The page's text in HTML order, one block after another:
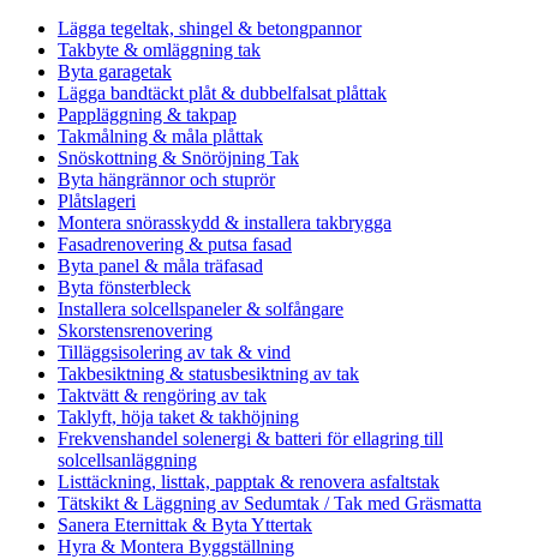
Lägga tegeltak, shingel & betongpannor
Takbyte & omläggning tak
Byta garagetak
Lägga bandtäckt plåt & dubbelfalsat plåttak
Pappläggning & takpap
Takmålning & måla plåttak
Snöskottning & Snöröjning Tak
Byta hängrännor och stuprör
Plåtslageri
Montera snörasskydd & installera takbrygga
Fasadrenovering & putsa fasad
Byta panel & måla träfasad
Byta fönsterbleck
Installera solcellspaneler & solfångare
Skorstensrenovering
Tilläggsisolering av tak & vind
Takbesiktning & statusbesiktning av tak
Taktvätt & rengöring av tak
Taklyft, höja taket & takhöjning
Frekvenshandel solenergi & batteri för ellagring till
solcellsanläggning
Listtäckning, listtak, papptak & renovera asfaltstak
Tätskikt & Läggning av Sedumtak / Tak med Gräsmatta
Sanera Eternittak & Byta Yttertak
Hyra & Montera Byggställning